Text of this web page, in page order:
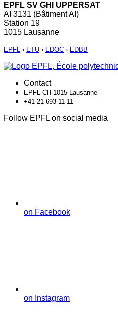
EPFL SV GHI UPPERSAT
AI 3131 (Bâtiment AI)
Station 19
1015 Lausanne
EPFL › ETU › EDOC › EDBB
Contact
EPFL CH-1015 Lausanne
+41 21 693 11 11
Follow EPFL on social media
on Facebook
on Instagram